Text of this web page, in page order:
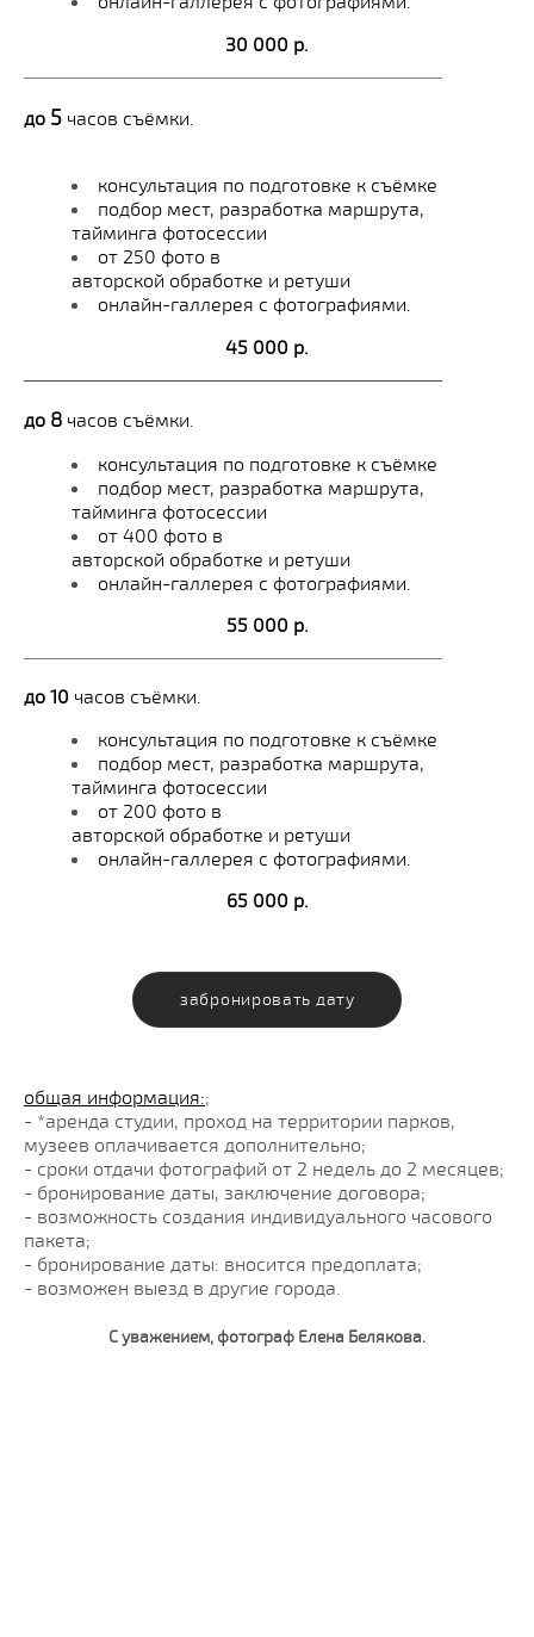
30 000 р.
до 5 часов съёмки.
консультация по подготовке к съёмке
подбор мест, разработка маршрута,
тайминга фотосессии
от 250 фото в
авторской обработке и ретуши
онлайн-галлерея с фотографиями.
45 000 р.
до 8 часов съёмки.
консультация по подготовке к съёмке
подбор мест, разработка маршрута,
тайминга фотосессии
от 400 фото в
авторской обработке и ретуши
онлайн-галлерея с фотографиями.
55 000 р.
до 10 часов съёмки.
консультация по подготовке к съёмке
подбор мест, разработка маршрута,
тайминга фотосессии
от 200 фото в
авторской обработке и ретуши
онлайн-галлерея с фотографиями.
65 000 р.
забронировать дату
общая информация:;
- *аренда студии, проход на территории парков,
музеев оплачивается дополнительно;
- сроки отдачи фотографий от 2 недель до 2 месяцев;
- бронирование даты, заключение договора;
- возможность создания индивидуального часового
пакета;
- бронирование даты: вносится предоплата;
- возможен выезд в другие города.
С уважением, фотограф Елена Белякова.